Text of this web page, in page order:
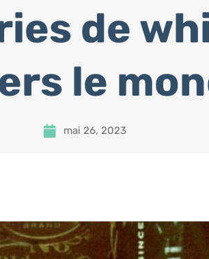
de
le
mai 26, 2023